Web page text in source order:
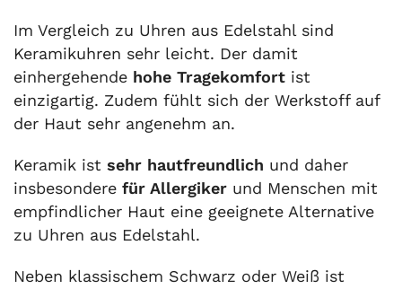
Im Vergleich zu Uhren aus Edelstahl sind
Keramikuhren sehr leicht. Der damit
einhergehende hohe Tragekomfort ist
einzigartig. Zudem fühlt sich der Werkstoff auf
der Haut sehr angenehm an.
Keramik ist sehr hautfreundlich und daher
insbesondere für Allergiker und Menschen mit
empfindlicher Haut eine geeignete Alternative
zu Uhren aus Edelstahl.
Neben klassischem Schwarz oder Weiß ist